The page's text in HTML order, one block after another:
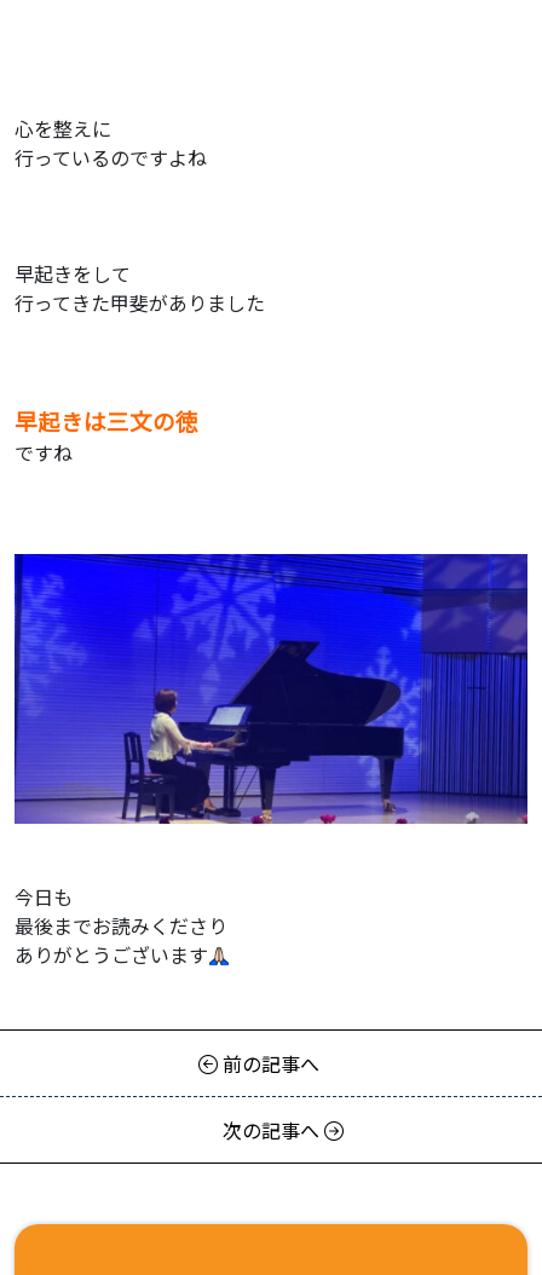
心を整えに
行っているのですよね
早起きをして
行ってきた甲斐がありました
早起きは三文の徳
ですね
今日も
最後までお読みくださり
ありがとうございます
前の記事へ
次の記事へ